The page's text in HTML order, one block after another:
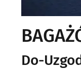
Do-